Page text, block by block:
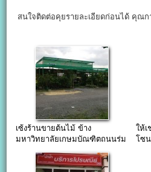
สนใจติดต่อคุยรายละเอียดก่อนได้ คุณก
เซ้งร้านขายต้นไม้ ข้าง
มหาวิทยาลัยเกษมบัณฑิตถนนร่ม
ให้
โซ